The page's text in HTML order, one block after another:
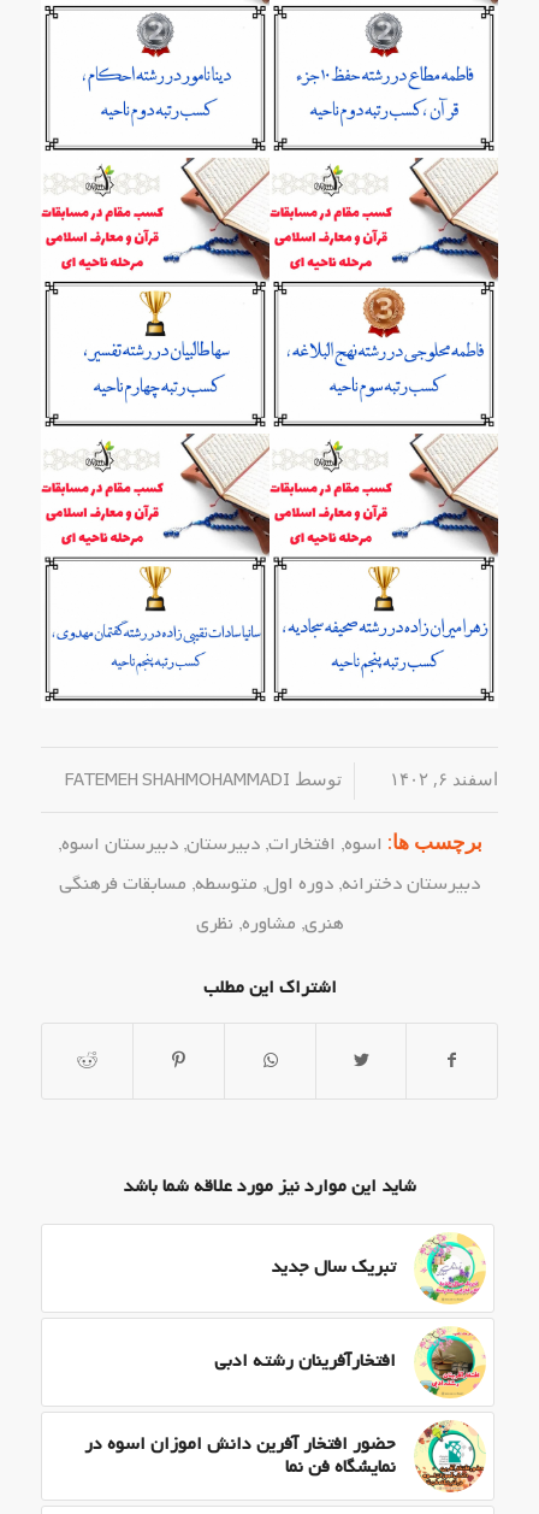
اسفند ۶, ۱۴۰۲ / توسط FATEMEH SHAHMOHAMMADI
برچسب ها: اسوه, افتخارات,دبیرستان,دبیرستان اسوه,
دبیرستان دخترانه, دوره اول, متوسطه, مسابقات فرهنگی
هنری, مشاوره, نظری
اشتراک این مطلب
شاید این موارد نیز مورد علاقه شما باشد
تبریک سال جدید
افتخارآفرینان رشته ادبی
حضور افتخار آفرین دانش اموزان اسوه در
نمایشگاه فن نما